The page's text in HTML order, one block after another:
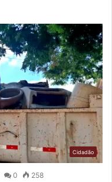
Cidadão
0 258